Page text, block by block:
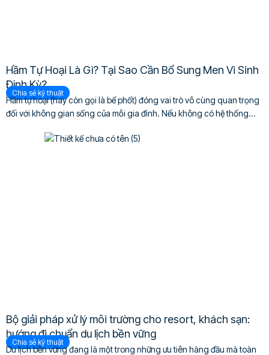
Hầm Tự Hoại Là Gì? Tại Sao Cần Bổ Sung Men Vi Sinh
Định Kỳ?
Chia sẻ kỹ thuật
Hầm tự hoại (hay còn gọi là bể phốt) đóng vai trò vô cùng quan trọng
đối với không gian sống của mỗi gia đình. Nếu không có hệ thống...
Bộ giải pháp xử lý môi trường cho resort, khách sạn:
hướng đi chuẩn du lịch bền vững
Chia sẻ kỹ thuật
Du lịch bền vững đang là một trong những ưu tiên hàng đầu mà toàn